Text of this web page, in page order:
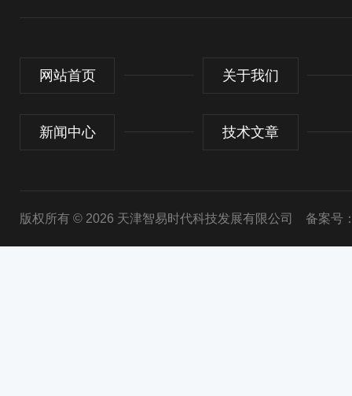
网站首页 关于我们
新闻中心 技术文章
版权所有 © 2026 天津智易时代科技发展有限公司 备案号